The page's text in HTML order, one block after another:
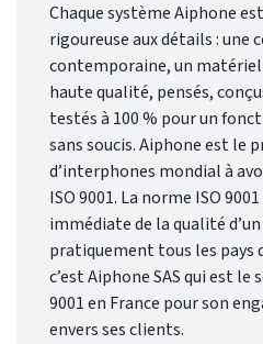
Chaque système Aiphone
rigoureuse aux détails : une
contemporaine, un
haute qualité, pensés,
testés à 100 % pour un
sans soucis. Aiphone est le
d’interphones mondial à
ISO 9001. La norme ISO
immédiate de la qualité
pratiquement tous les pays
c’est Aiphone SAS qui est
9001 en France pour son
envers ses clients.